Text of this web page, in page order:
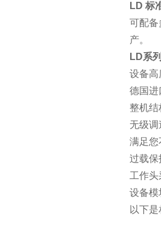
LD 标
可配备
产。
LD系
设备高
德国进
整机结
无级
满足您
过载保
工作
设备模
以下